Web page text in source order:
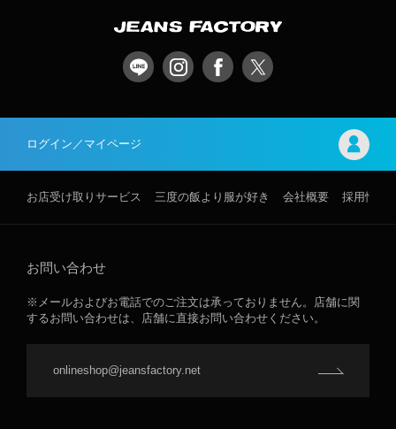
ログイン／マイページ
お店受け取りサービス 三度の飯より服が好き 会社概要 採用情報
お問い合わせ
※メールおよびお電話でのご注文は承っておりません。店舗に関
するお問い合わせは、店舗に直接お問い合わせください。
onlineshop@jeansfactory.net